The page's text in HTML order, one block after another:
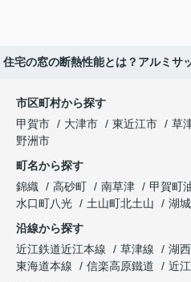
住宅の窓の断熱性能とは？アルミサ
市区町村から探す
甲賀市
大津市 東近江市 草
野洲市
町名から探す
錦織
高砂町 南草津 甲賀町
水口町八光
土山町北土山 湖
沿線から探す
近江鉄道近江本線
草津線 湖
東海道本線
信楽高原鐵道 近